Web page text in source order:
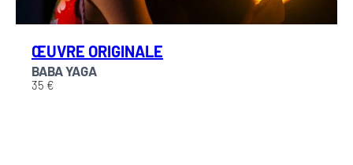
ŒUVRE ORIGINALE
BABA YAGA
35 €